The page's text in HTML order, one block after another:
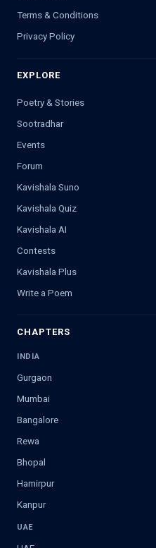
Terms & Conditions
Privacy Policy
EXPLORE
Poetry & Stories
Sootradhar
Events
Forum
Kavishala Suno
Kavishala Quiz
Kavishala AI
Contests
Kavishala Plus
Write a Poem
CHAPTERS
INDIA
Gurgaon
Mumbai
Bangalore
Rewa
Bhopal
Hamirpur
Kanpur
UAE